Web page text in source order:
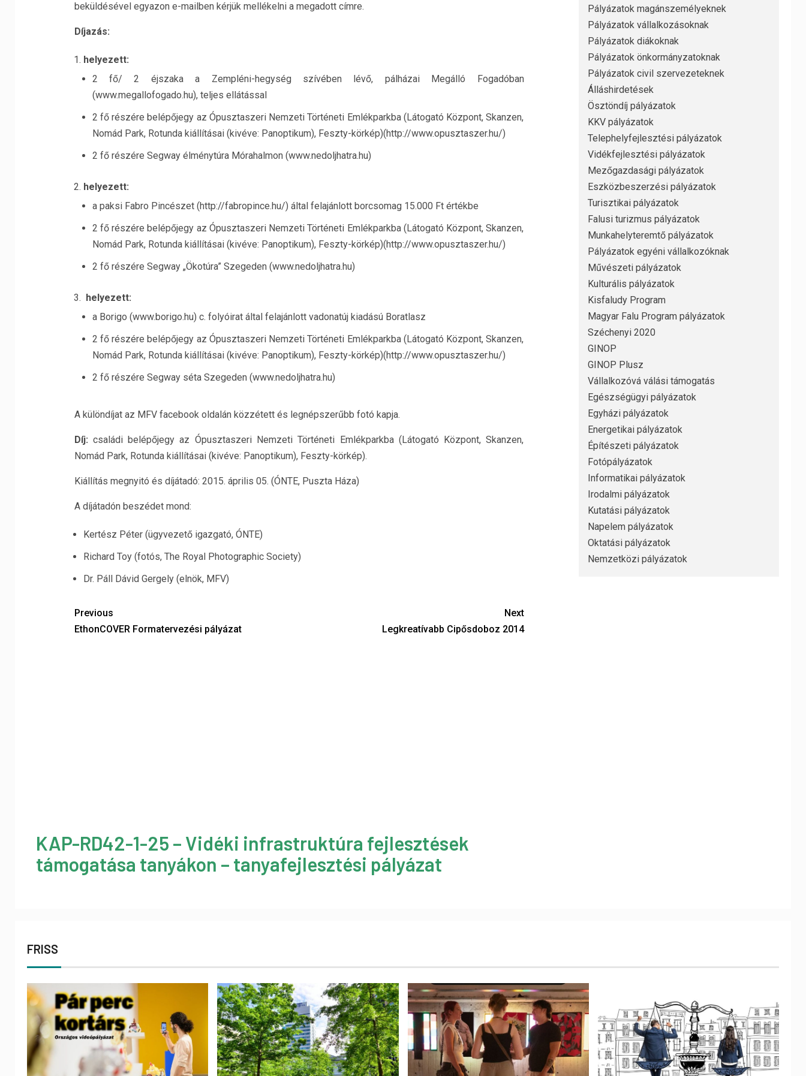
beküldésével egyazon e-mailben kérjük mellékelni a megadott címre.
Díjazás:
helyezett:
2 fő/ 2 éjszaka a Zempléni-hegység szívében lévő, pálházai Megálló Fogadóban
(www.megallofogado.hu), teljes ellátással
2 fő részére belépőjegy az Ópusztaszeri Nemzeti Történeti Emlékparkba (Látogató Központ, Skanzen,
Nomád Park, Rotunda kiállításai (kivéve: Panoptikum), Feszty-körkép)(http://www.opusztaszer.hu/)
2 fő részére Segway élménytúra Mórahalmon (www.nedoljhatra.hu)
helyezett:
a paksi Fabro Pincészet (http://fabropince.hu/) által felajánlott borcsomag 15.000 Ft értékbe
2 fő részére belépőjegy az Ópusztaszeri Nemzeti Történeti Emlékparkba (Látogató Központ, Skanzen,
Nomád Park, Rotunda kiállításai (kivéve: Panoptikum), Feszty-körkép)(http://www.opusztaszer.hu/)
2 fő részére Segway „Ökotúra” Szegeden (www.nedoljhatra.hu)
helyezett:
a Borigo (www.borigo.hu) c. folyóirat által felajánlott vadonatúj kiadású Boratlasz
2 fő részére belépőjegy az Ópusztaszeri Nemzeti Történeti Emlékparkba (Látogató Központ, Skanzen,
Nomád Park, Rotunda kiállításai (kivéve: Panoptikum), Feszty-körkép)(http://www.opusztaszer.hu/)
2 fő részére Segway séta Szegeden (www.nedoljhatra.hu)
A különdíjat az MFV facebook oldalán közzétett és legnépszerűbb fotó kapja.
Díj: családi belépőjegy az Ópusztaszeri Nemzeti Történeti Emlékparkba (Látogató Központ, Skanzen,
Nomád Park, Rotunda kiállításai (kivéve: Panoptikum), Feszty-körkép).
Kiállítás megnyitó és díjátadó: 2015. április 05. (ÓNTE, Puszta Háza)
A díjátadón beszédet mond:
Kertész Péter (ügyvezető igazgató, ÓNTE)
Richard Toy (fotós, The Royal Photographic Society)
Dr. Páll Dávid Gergely (elnök, MFV)
Previous
EthonCOVER Formatervezési pályázat
Next
Legkreatívabb Cipősdoboz 2014
KAP-RD42-1-25 – Vidéki infrastruktúra fejlesztések
támogatása tanyákon – tanyafejlesztési pályázat
Pályázatok magánszemélyeknek
Pályázatok vállalkozásoknak
Pályázatok diákoknak
Pályázatok önkormányzatoknak
Pályázatok civil szervezeteknek
Álláshirdetések
Ösztöndíj pályázatok
KKV pályázatok
Telephelyfejlesztési pályázatok
Vidékfejlesztési pályázatok
Mezőgazdasági pályázatok
Eszközbeszerzési pályázatok
Turisztikai pályázatok
Falusi turizmus pályázatok
Munkahelyteremtő pályázatok
Pályázatok egyéni vállalkozóknak
Művészeti pályázatok
Kulturális pályázatok
Kisfaludy Program
Magyar Falu Program pályázatok
Széchenyi 2020
GINOP
GINOP Plusz
Vállalkozóvá válási támogatás
Egészségügyi pályázatok
Egyházi pályázatok
Energetikai pályázatok
Építészeti pályázatok
Fotópályázatok
Informatikai pályázatok
Irodalmi pályázatok
Kutatási pályázatok
Napelem pályázatok
Oktatási pályázatok
Nemzetközi pályázatok
FRISS